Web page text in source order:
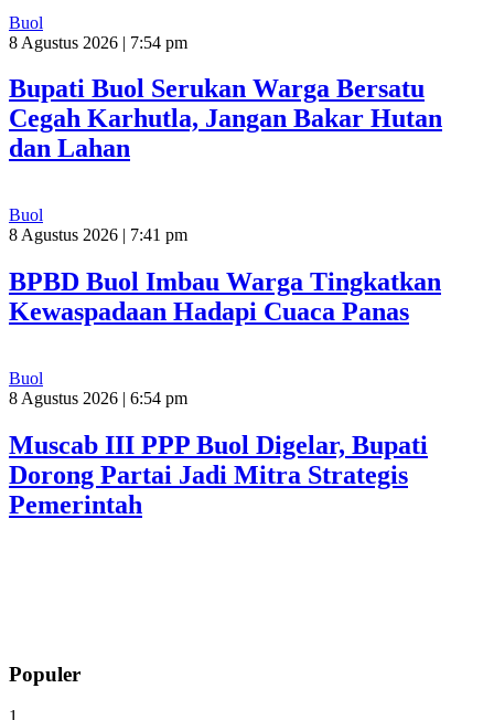
Buol
8 Agustus 2026 | 7:54 pm
Bupati Buol Serukan Warga Bersatu
Cegah Karhutla, Jangan Bakar Hutan
dan Lahan
Buol
8 Agustus 2026 | 7:41 pm
BPBD Buol Imbau Warga Tingkatkan
Kewaspadaan Hadapi Cuaca Panas
Buol
8 Agustus 2026 | 6:54 pm
Muscab III PPP Buol Digelar, Bupati
Dorong Partai Jadi Mitra Strategis
Pemerintah
Populer